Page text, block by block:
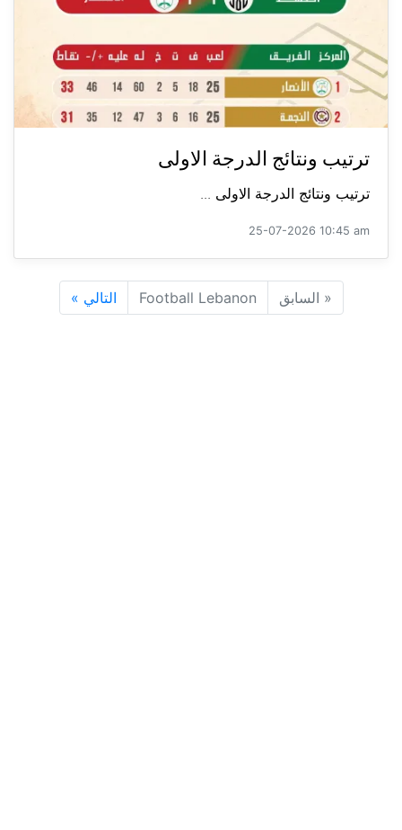
ترتيب ونتائج الدرجة الاولى
ترتيب ونتائج الدرجة الاولى ...
25-07-2026 10:45 am
« السابق Football Lebanon التالي »